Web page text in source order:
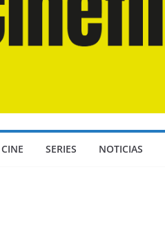
CINE SERIES NOTICIAS